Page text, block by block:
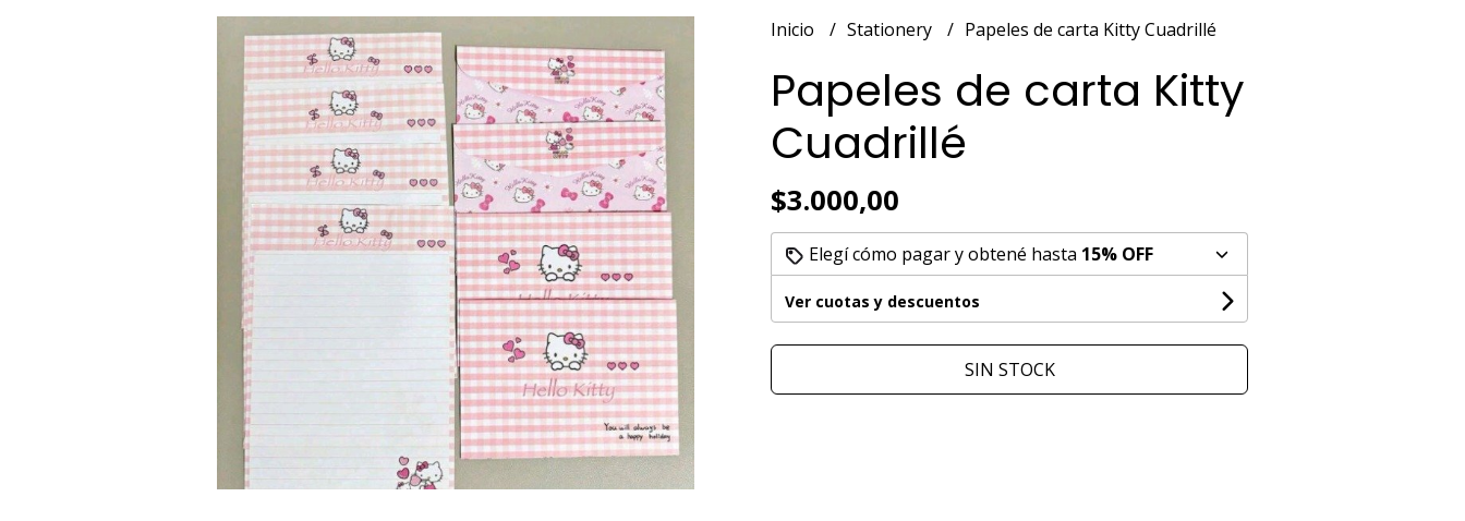
Inicio Stationery Papeles de carta Kitty Cuadrillé
Papeles de carta Kitty
Cuadrillé
$3.000,00
Elegí cómo pagar y obtené hasta 15% OFF
Ver cuotas y descuentos
SIN STOCK